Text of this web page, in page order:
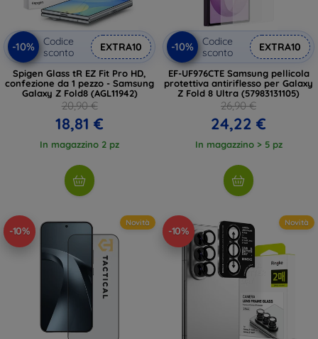
-10%
Codice
sconto
EXTRA10
Spigen Glass tR EZ Fit Pro HD,
confezione da 1 pezzo - Samsung
Galaxy Z Fold8 (AGL11942)
20,90 €
18,81 €
In magazzino 2 pz
-10%
Codice
sconto
EXTRA10
EF-UF976CTE Samsung pellicola
protettiva antiriflesso per Galaxy
Z Fold 8 Ultra (57983131105)
26,90 €
24,22 €
In magazzino > 5 pz
-10%
Novità
-10%
Novità